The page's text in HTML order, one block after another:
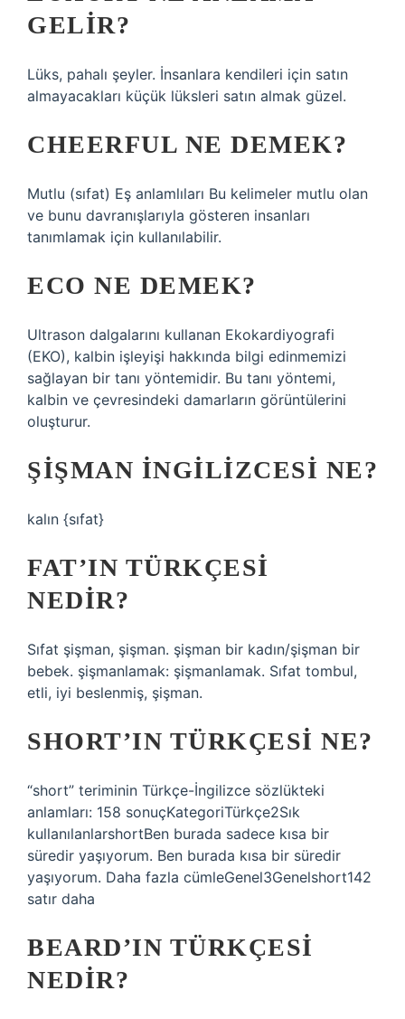
GELIR?
Lüks, pahalı şeyler. İnsanlara kendileri için satın
almayacakları küçük lüksleri satın almak güzel.
CHEERFUL NE DEMEK?
Mutlu (sıfat) Eş anlamlıları Bu kelimeler mutlu olan
ve bunu davranışlarıyla gösteren insanları
tanımlamak için kullanılabilir.
ECO NE DEMEK?
Ultrason dalgalarını kullanan Ekokardiyografi
(EKO), kalbin işleyişi hakkında bilgi edinmemizi
sağlayan bir tanı yöntemidir. Bu tanı yöntemi,
kalbin ve çevresindeki damarların görüntülerini
oluşturur.
ŞIŞMAN INGILIZCESI NE?
kalın {sıfat}
FAT’IN TÜRKÇESI
NEDIR?
Sıfat şişman, şişman. şişman bir kadın/şişman bir
bebek. şişmanlamak: şişmanlamak. Sıfat tombul,
etli, iyi beslenmiş, şişman.
SHORT’IN TÜRKÇESI NE?
“short” teriminin Türkçe-İngilizce sözlükteki
anlamları: 158 sonuçKategoriTürkçe2Sık
kullanılanlarshortBen burada sadece kısa bir
süredir yaşıyorum. Ben burada kısa bir süredir
yaşıyorum. Daha fazla cümleGenel3Genelshort142
satır daha
BEARD’IN TÜRKÇESI
NEDIR?